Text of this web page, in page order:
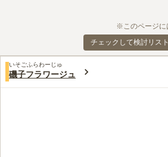
※このページに
チェックして検討リス
いそごふらわーじゅ
磯子フラワージュ